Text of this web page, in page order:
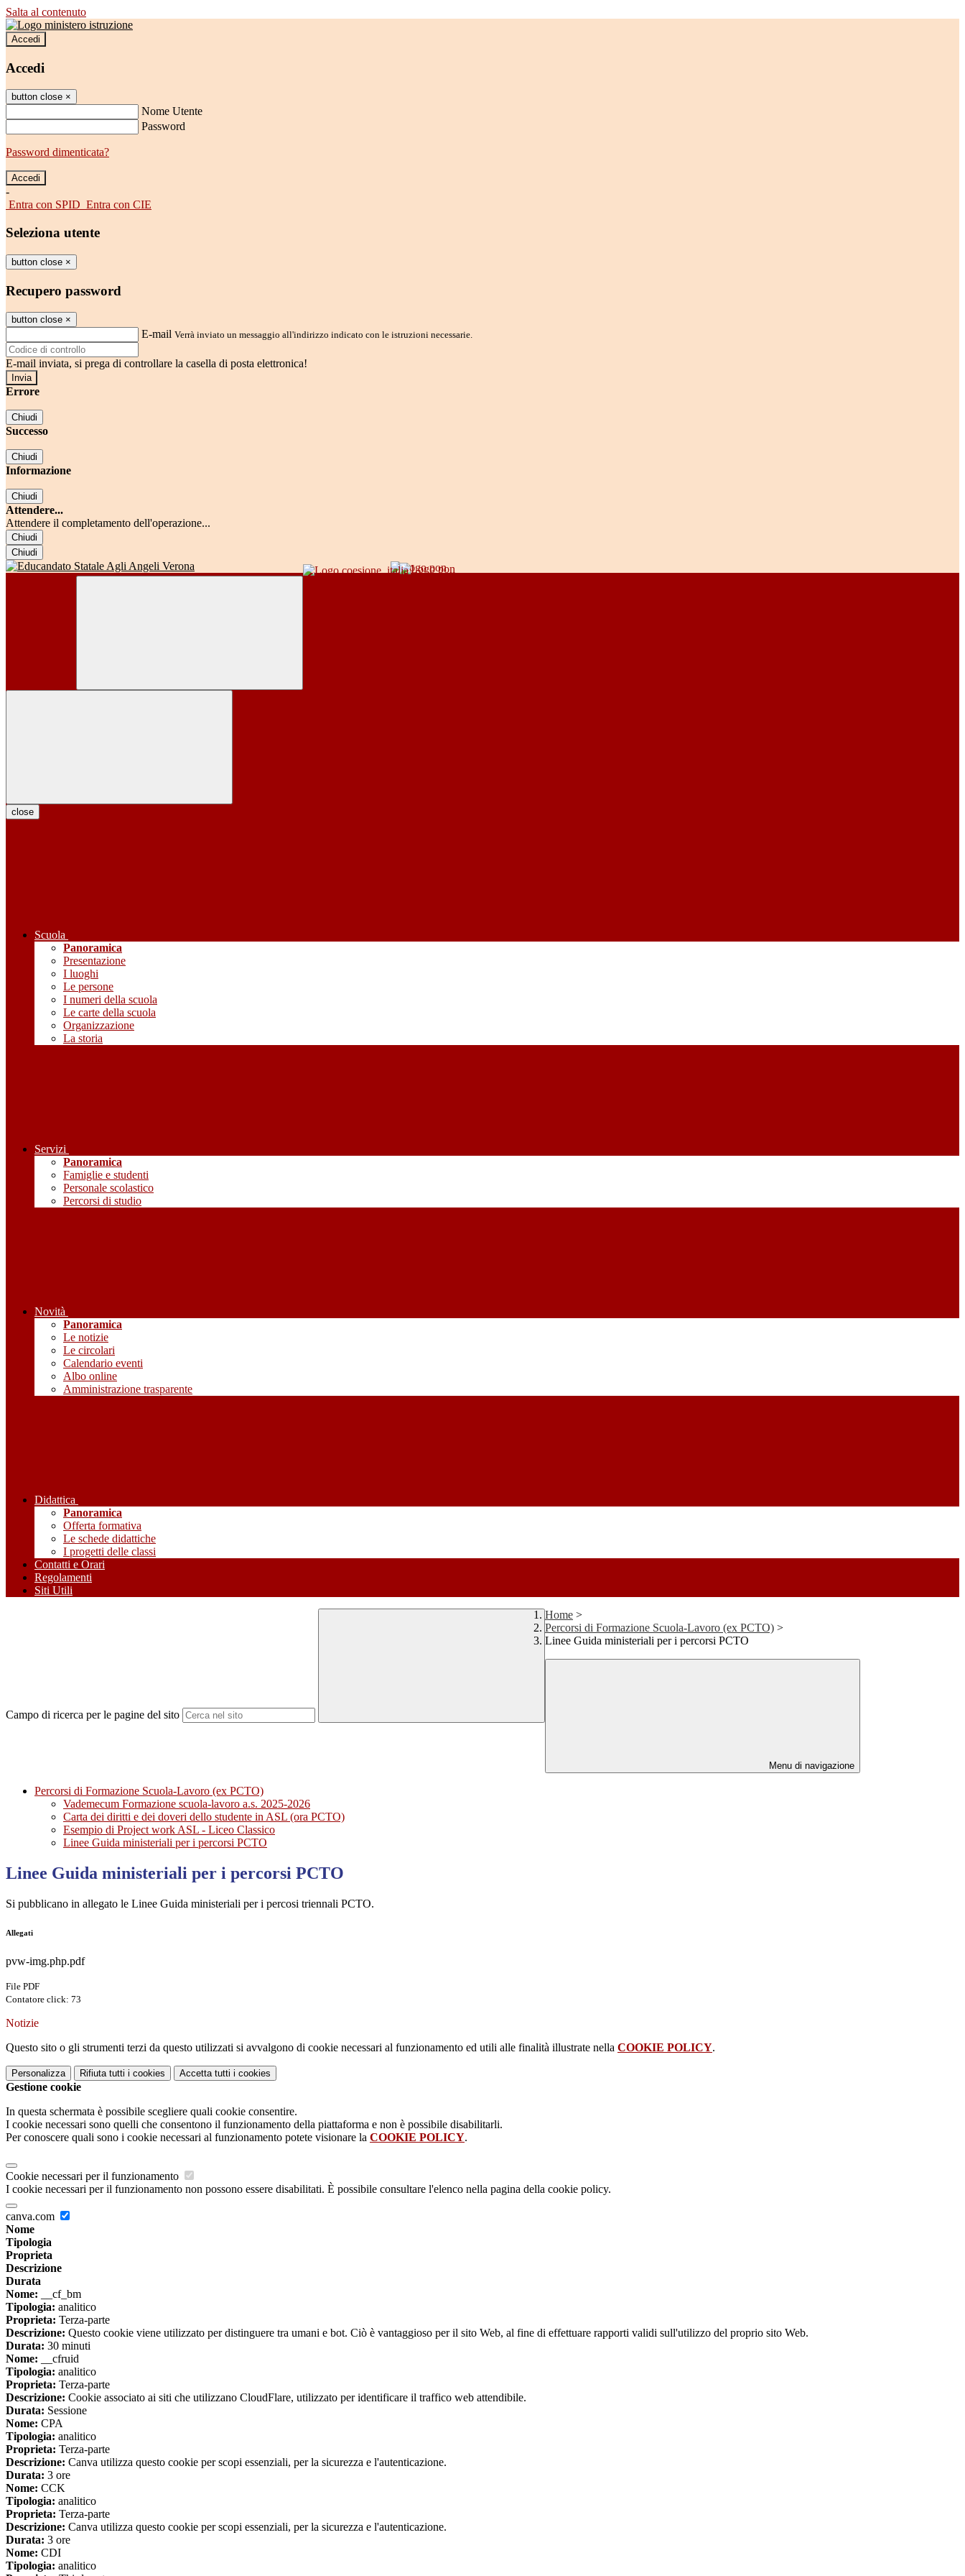
Salta al contenuto
Accedi
Accedi
button close ×
Nome Utente
Password
Password dimenticata?
-
Entra con SPID Entra con CIE
Seleziona utente
button close ×
Recupero password
button close ×
E-mail Verrà inviato un messaggio all'indirizzo indicato con le istruzioni necessarie.
E-mail inviata, si prega di controllare la casella di posta elettronica!
Errore
Chiudi
Successo
Chiudi
Informazione
Chiudi
Attendere...
Attendere il completamento dell'operazione...
Chiudi
Chiudi
close
Scuola
Panoramica
Presentazione
I luoghi
Le persone
I numeri della scuola
Le carte della scuola
Organizzazione
La storia
Servizi
Panoramica
Famiglie e studenti
Personale scolastico
Percorsi di studio
Novità
Panoramica
Le notizie
Le circolari
Calendario eventi
Albo online
Amministrazione trasparente
Didattica
Panoramica
Offerta formativa
Le schede didattiche
I progetti delle classi
Contatti e Orari
Regolamenti
Siti Utili
Campo di ricerca per le pagine del sito
Home >
Percorsi di Formazione Scuola-Lavoro (ex PCTO) >
Linee Guida ministeriali per i percorsi PCTO
Menu di navigazione
Percorsi di Formazione Scuola-Lavoro (ex PCTO)
Vademecum Formazione scuola-lavoro a.s. 2025-2026
Carta dei diritti e dei doveri dello studente in ASL (ora PCTO)
Esempio di Project work ASL - Liceo Classico
Linee Guida ministeriali per i percorsi PCTO
Linee Guida ministeriali per i percorsi PCTO
Si pubblicano in allegato le Linee Guida ministeriali per i percosi triennali PCTO.
Allegati
pvw-img.php.pdf
File PDF
Contatore click: 73
Notizie
Questo sito o gli strumenti terzi da questo utilizzati si avvalgono di cookie necessari al funzionamento ed utili alle finalità illustrate nella COOKIE POLICY.
Personalizza Rifiuta tutti i cookies Accetta tutti i cookies
Gestione cookie
In questa schermata è possibile scegliere quali cookie consentire.
I cookie necessari sono quelli che consentono il funzionamento della piattaforma e non è possibile disabilitarli.
Per conoscere quali sono i cookie necessari al funzionamento potete visionare la COOKIE POLICY.
Cookie necessari per il funzionamento
I cookie necessari per il funzionamento non possono essere disabilitati. È possibile consultare l'elenco nella pagina della cookie policy.
canva.com
Nome
Tipologia
Proprieta
Descrizione
Durata
Nome: __cf_bm
Tipologia: analitico
Proprieta: Terza-parte
Descrizione: Questo cookie viene utilizzato per distinguere tra umani e bot. Ciò è vantaggioso per il sito Web, al fine di effettuare rapporti validi sull'utilizzo del proprio sito Web.
Durata: 30 minuti
Nome: __cfruid
Tipologia: analitico
Proprieta: Terza-parte
Descrizione: Cookie associato ai siti che utilizzano CloudFlare, utilizzato per identificare il traffico web attendibile.
Durata: Sessione
Nome: CPA
Tipologia: analitico
Proprieta: Terza-parte
Descrizione: Canva utilizza questo cookie per scopi essenziali, per la sicurezza e l'autenticazione.
Durata: 3 ore
Nome: CCK
Tipologia: analitico
Proprieta: Terza-parte
Descrizione: Canva utilizza questo cookie per scopi essenziali, per la sicurezza e l'autenticazione.
Durata: 3 ore
Nome: CDI
Tipologia: analitico